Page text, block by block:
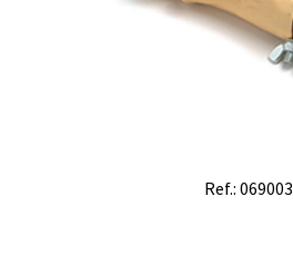
Ref.: 069003